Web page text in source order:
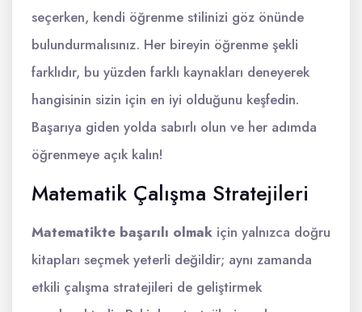
seçerken, kendi öğrenme stilinizi göz önünde
bulundurmalısınız. Her bireyin öğrenme şekli
farklıdır, bu yüzden farklı kaynakları deneyerek
hangisinin sizin için en iyi olduğunu keşfedin.
Başarıya giden yolda sabırlı olun ve her adımda
öğrenmeye açık kalın!
Matematik Çalışma Stratejileri
Matematikte başarılı olmak için yalnızca doğru
kitapları seçmek yeterli değildir; aynı zamanda
etkili çalışma stratejileri de geliştirmek